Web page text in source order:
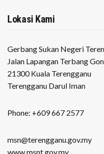
Lokasi Kami
Gerbang Sukan Negeri
Jalan Lapangan Terbang
21300 Kuala Terengganu
Terengganu Darul Iman
Phone: +609 667 2577
msn@terengganu.gov.my
www.msnt.gov.my